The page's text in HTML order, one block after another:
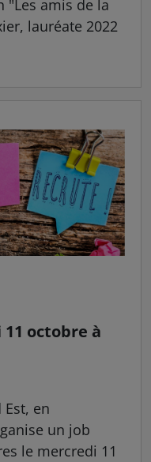
"Les amis de la
lauréate 2022
octobre à
en
un job
le mercredi 11